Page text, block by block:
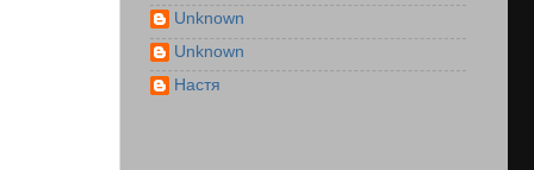
Unknown
Unknown
Настя